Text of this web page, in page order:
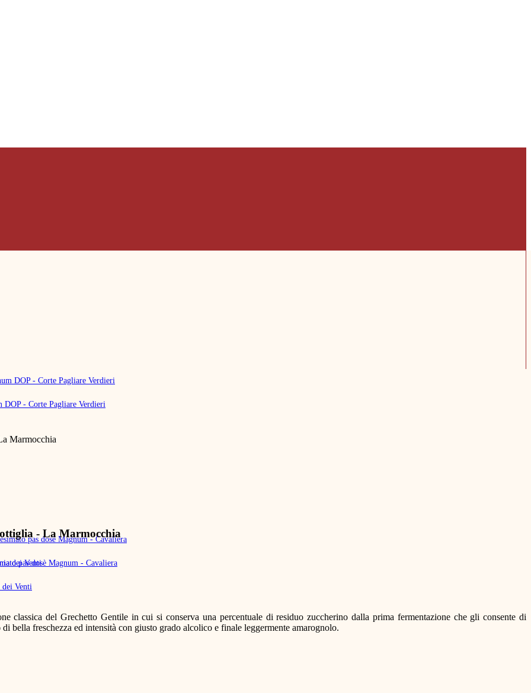
DOP - Corte Pagliare Verdieri
pas dosè Magnum - Cavaliera
dei Venti
Marmocchia
- La Marmocchia
classica del Grechetto Gentile in cui si conserva una percentuale di residuo zuccherino dalla prima fermentazione che gli consente di
bella freschezza ed intensità con giusto grado alcolico e finale leggermente amarognolo.